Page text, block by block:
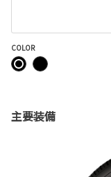
COLOR
主要装備